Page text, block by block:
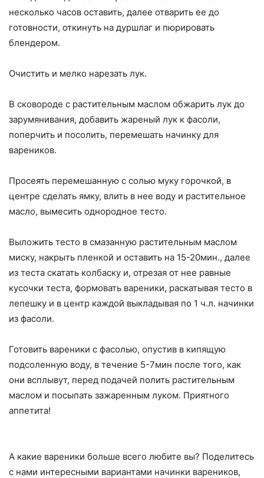
несколько часов оставить, далее отварить ее до
готовности, откинуть на дуршлаг и пюрировать
блендером.
Очистить и мелко нарезать лук.
В сковороде с растительным маслом обжарить лук до
зарумянивания, добавить жареный лук к фасоли,
поперчить и посолить, перемешать начинку для
вареников.
Просеять перемешанную с солью муку горочкой, в
центре сделать ямку, влить в нее воду и растительное
масло, вымесить однородное тесто.
Выложить тесто в смазанную растительным маслом
миску, накрыть пленкой и оставить на 15-20мин., далее
из теста скатать колбаску и, отрезая от нее равные
кусочки теста, формовать вареники, раскатывая тесто в
лепешку и в центр каждой выкладывая по 1 ч.л. начинки
из фасоли.
Готовить вареники с фасолью, опустив в кипящую
подсоленную воду, в течение 5-7мин после того, как
они всплывут, перед подачей полить растительным
маслом и посыпать зажаренным луком. Приятного
аппетита!
А какие вареники больше всего любите вы? Поделитесь
с нами интересными вариантами начинки вареников,